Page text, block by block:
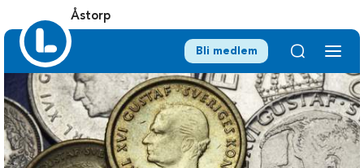
Åstorp
Bli medlem